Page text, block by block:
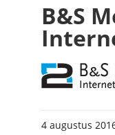
B&S
4 augustus